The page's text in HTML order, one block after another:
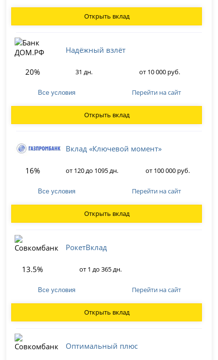
Открыть вклад
Надёжный взлёт
20% 31 дн. от 10 000 руб.
Все условия Перейти на сайт
Открыть вклад
Вклад «Ключевой момент»
16% от 120 до 1095 дн. от 100 000 руб.
Все условия Перейти на сайт
Открыть вклад
РокетВклад
13.5% от 1 до 365 дн.
Все условия Перейти на сайт
Открыть вклад
Оптимальный плюс